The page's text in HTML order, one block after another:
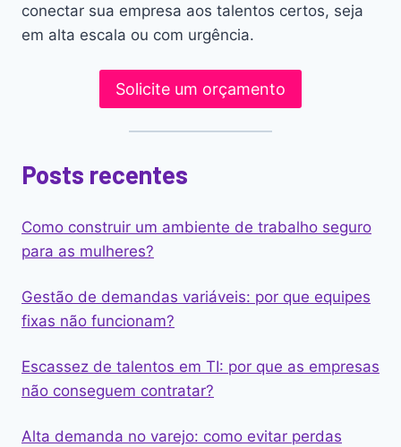
conectar sua empresa aos talentos certos, seja
em alta escala ou com urgência.
Solicite um orçamento
Posts recentes
Como construir um ambiente de trabalho seguro
para as mulheres?
Gestão de demandas variáveis: por que equipes
fixas não funcionam?
Escassez de talentos em TI: por que as empresas
não conseguem contratar?
Alta demanda no varejo: como evitar perdas